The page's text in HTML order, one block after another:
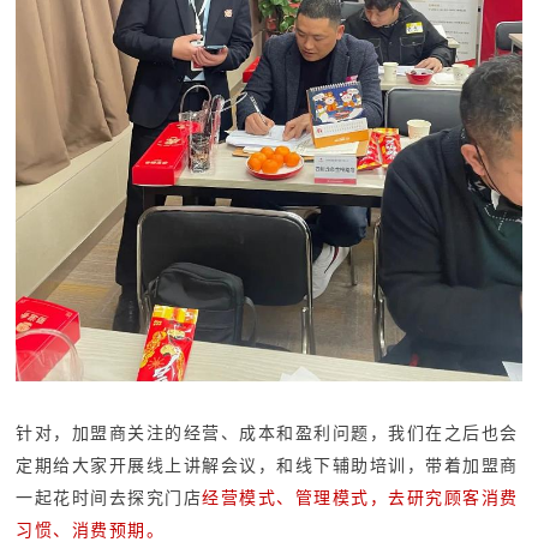
针对，加盟商关注的经营、成本和盈利问题，我们在之后也会
定期给大家开展线上讲解会议，和线下辅助培训，带着加盟商
一起花时间去探究门店经营模式、管理模式，去研究顾客消费
习惯、消费预期。